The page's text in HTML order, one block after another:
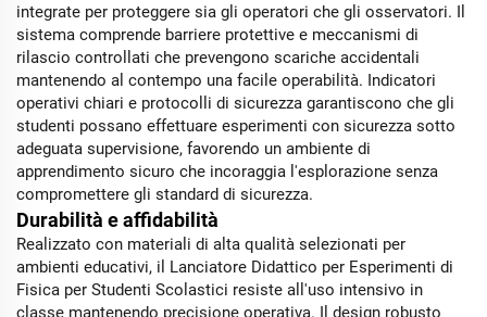
integrate per proteggere sia gli operatori che gli osservatori. Il
sistema comprende barriere protettive e meccanismi di
rilascio controllati che prevengono scariche accidentali
mantenendo al contempo una facile operabilità. Indicatori
operativi chiari e protocolli di sicurezza garantiscono che gli
studenti possano effettuare esperimenti con sicurezza sotto
adeguata supervisione, favorendo un ambiente di
apprendimento sicuro che incoraggia l'esplorazione senza
compromettere gli standard di sicurezza.
Durabilità e affidabilità
Realizzato con materiali di alta qualità selezionati per
ambienti educativi, il Lanciatore Didattico per Esperimenti di
Fisica per Studenti Scolastici resiste all'uso intensivo in
classe mantenendo precisione operativa. Il design robusto